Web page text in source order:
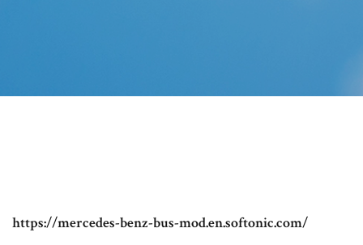
https://mercedes-benz-bus-mod.en.softonic.com/